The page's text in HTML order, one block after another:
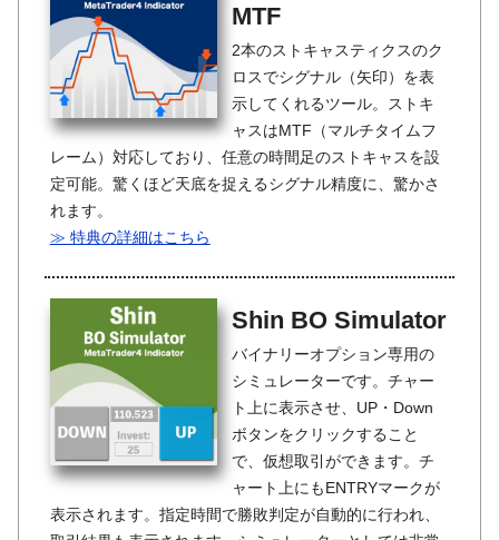
MTF
2本のストキャスティクスのク
ロスでシグナル（矢印）を表
示してくれるツール。ストキ
ャスはMTF（マルチタイムフ
レーム）対応しており、任意の時間足のストキャスを設
定可能。驚くほど天底を捉えるシグナル精度に、驚かさ
れます。
≫ 特典の詳細はこちら
Shin BO Simulator
バイナリーオプション専用の
シミュレーターです。チャー
ト上に表示させ、UP・Down
ボタンをクリックすること
で、仮想取引ができます。チ
ャート上にもENTRYマークが
表示されます。指定時間で勝敗判定が自動的に行われ、